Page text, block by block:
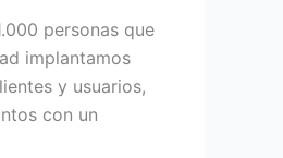
personas que
implantamos
y usuarios,
con un